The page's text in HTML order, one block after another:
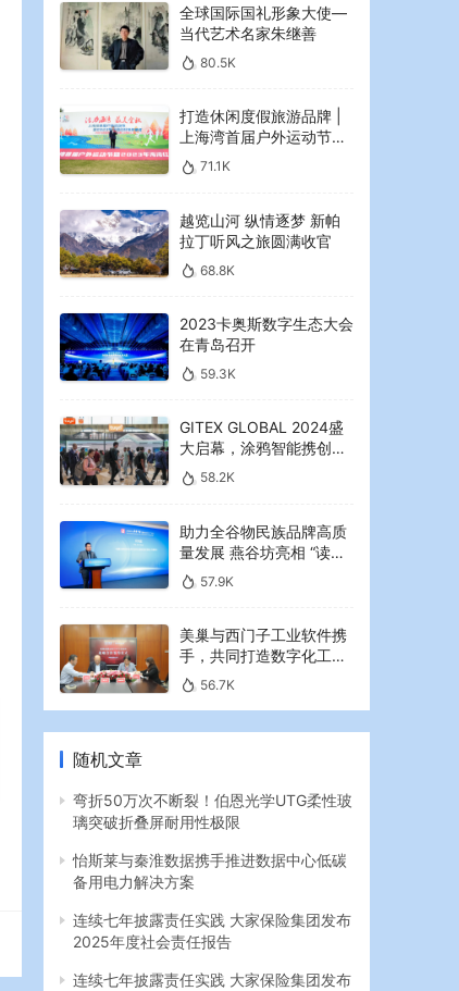
全球国际国礼形象大使—
当代艺术名家朱继善
80.5K
打造休闲度假旅游品牌 |
上海湾首届户外运动节暨
2023年海湾红叶节启幕
71.1K
越览山河 纵情逐梦 新帕
拉丁听风之旅圆满收官
68.8K
2023卡奥斯数字生态大会
在青岛召开
59.3K
GITEX GLOBAL 2024盛
大启幕，涂鸦智能携创新
AI解决方案引领中东可持
续未来
58.2K
助力全谷物民族品牌高质
量发展 燕谷坊亮相 “读懂
中国”国际会议
57.9K
美巢与西门子工业软件携
手，共同打造数字化工业
新篇章
56.7K
随机文章
弯折50万次不断裂！伯恩光学UTG柔性玻
璃突破折叠屏耐用性极限
怡斯莱与秦淮数据携手推进数据中心低碳
备用电力解决方案
连续七年披露责任实践 大家保险集团发布
2025年度社会责任报告
连续七年披露责任实践 大家保险集团发布